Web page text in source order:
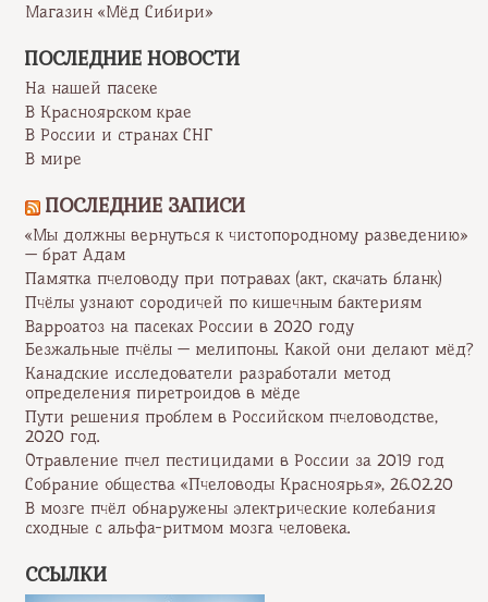
Магазин «Мёд Сибири»
ПОСЛЕДНИЕ НОВОСТИ
На нашей пасеке
В Красноярском крае
В России и странах СНГ
В мире
ПОСЛЕДНИЕ ЗАПИСИ
«Мы должны вернуться к чистопородному разведению»
— брат Адам
Памятка пчеловоду при потравах (акт, скачать бланк)
Пчёлы узнают сородичей по кишечным бактериям
Варроатоз на пасеках России в 2020 году
Безжальные пчёлы — мелипоны. Какой они делают мёд?
Канадские исследователи разработали метод
определения пиретроидов в мёде
Пути решения проблем в Российском пчеловодстве,
2020 год.
Отравление пчел пестицидами в России за 2019 год
Собрание общества «Пчеловоды Красноярья», 26.02.20
В мозге пчёл обнаружены электрические колебания
сходные с альфа-ритмом мозга человека.
ССЫЛКИ